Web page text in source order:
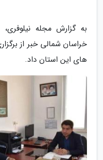
به گزارش مجله
های این استان داد.